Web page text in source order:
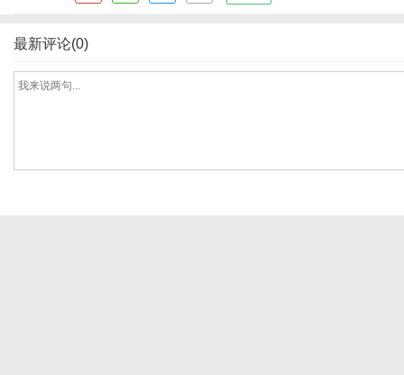
最新评论(0)